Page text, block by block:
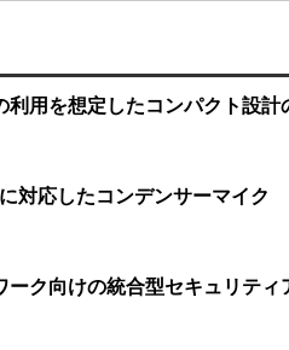
利用を想定したコンパクト設計
対応したコンデンサーマイク
ーク向けの統合型セキュリティ